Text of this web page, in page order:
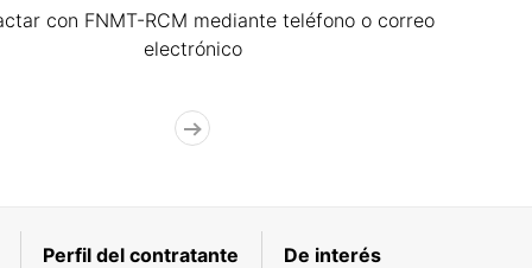
con FNMT-RCM mediante teléfono o correo
electrónico
Perfil del contratante De interés